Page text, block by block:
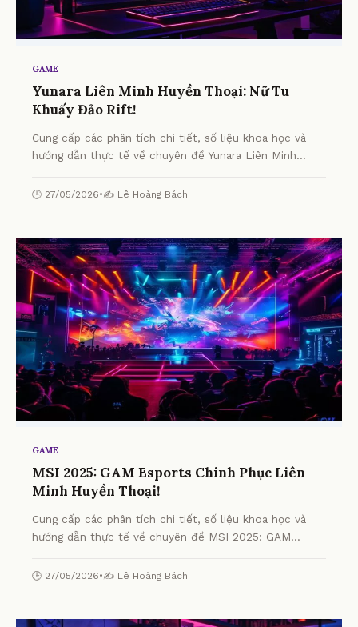
GAME
Yunara Liên Minh Huyền Thoại: Nữ Tu
Khuấy Đảo Rift!
Cung cấp các phân tích chi tiết, số liệu khoa học và
hướng dẫn thực tế về chuyên đề Yunara Liên Minh
🕒 27/05/2026•✍️ Lê Hoàng Bách
GAME
MSI 2025: GAM Esports Chinh Phục Liên
Minh Huyền Thoại!
Cung cấp các phân tích chi tiết, số liệu khoa học và
hướng dẫn thực tế về chuyên đề MSI 2025: GAM
gia.
🕒 27/05/2026•✍️ Lê Hoàng Bách